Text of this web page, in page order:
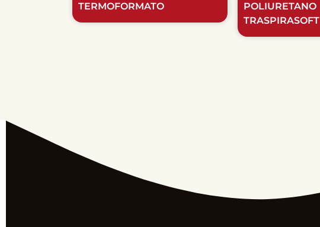
TERMOFORMATO
POLIURETANO
TRASPIRASOFT